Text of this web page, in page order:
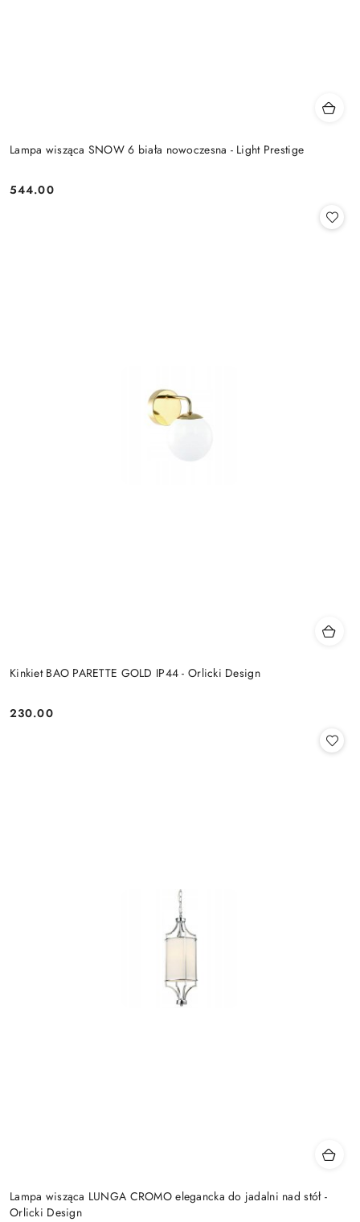
Lampa wisząca SNOW 6 biała nowoczesna - Light Prestige
Cena:
544.00
Kinkiet BAO PARETTE GOLD IP44 - Orlicki Design
Cena:
230.00
Lampa wisząca LUNGA CROMO elegancka do jadalni nad stół -
Orlicki Design